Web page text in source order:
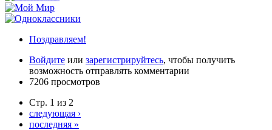
Поздравляем!
Войдите или зарегистрируйтесь, чтобы получить
возможность отправлять комментарии
7206 просмотров
Стр. 1 из 2
следующая ›
последняя »